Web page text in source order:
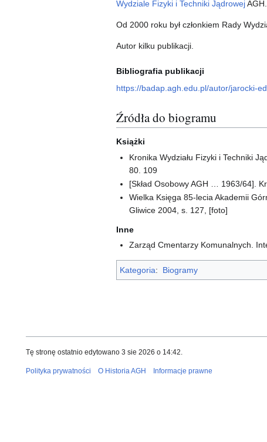
Wydziale Fizyki i Techniki JądrowejAGH.
Od 2000 roku był członkiem Rady
Autor kilku publikacji.
Bibliografia publikacji
https://badap.agh.edu.pl/autor/jarocki-
Źródła do biogramu
Książki
Kronika Wydziału Fizyki i Techniki
80. 109
[Skład Osobowy AGH … 1963/64].
Wielka Księga 85-lecia Akademii
Gliwice 2004, s. 127, [foto]
Inne
Zarząd Cmentarzy Komunalnych.
Kategoria: Biogramy
Tę stronę ostatnio edytowano 3 sie 2026 o 14:42.
Polityka prywatności O Historia AGH Informacje prawne